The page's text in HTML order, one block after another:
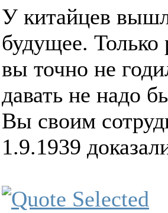
У китайцев
будущее. Только
вы точно не
давать не надо
Вы своим
1.9.1939